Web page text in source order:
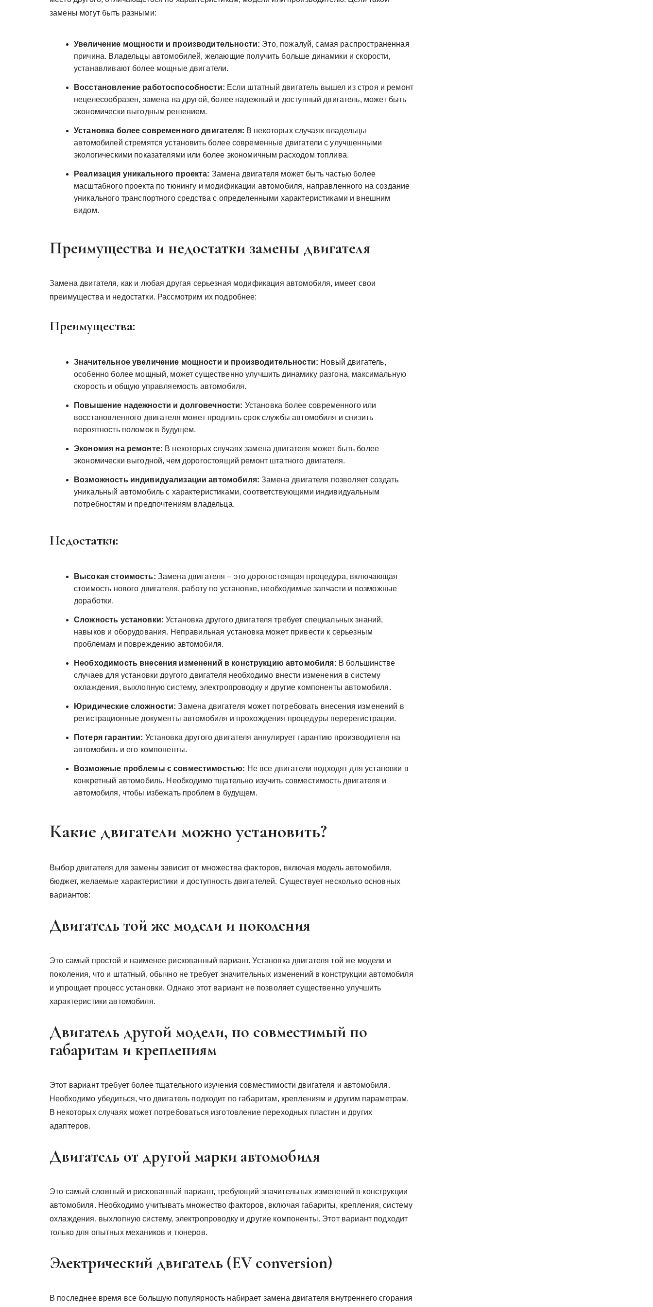
замены могут быть разными:
Увеличение мощности и производительности: Это, пожалуй, самая распространенная
причина. Владельцы автомобилей, желающие получить больше динамики и скорости,
устанавливают более мощные двигатели.
Восстановление работоспособности: Если штатный двигатель вышел из строя и ремонт
нецелесообразен, замена на другой, более надежный и доступный двигатель, может быть
экономически выгодным решением.
Установка более современного двигателя: В некоторых случаях владельцы
автомобилей стремятся установить более современные двигатели с улучшенными
экологическими показателями или более экономичным расходом топлива.
Реализация уникального проекта: Замена двигателя может быть частью более
масштабного проекта по тюнингу и модификации автомобиля, направленного на создание
уникального транспортного средства с определенными характеристиками и внешним
видом.
Преимущества и недостатки замены двигателя
Замена двигателя, как и любая другая серьезная модификация автомобиля, имеет свои
преимущества и недостатки. Рассмотрим их подробнее:
Преимущества:
Значительное увеличение мощности и производительности: Новый двигатель,
особенно более мощный, может существенно улучшить динамику разгона, максимальную
скорость и общую управляемость автомобиля.
Повышение надежности и долговечности: Установка более современного или
восстановленного двигателя может продлить срок службы автомобиля и снизить
вероятность поломок в будущем.
Экономия на ремонте: В некоторых случаях замена двигателя может быть более
экономически выгодной, чем дорогостоящий ремонт штатного двигателя.
Возможность индивидуализации автомобиля: Замена двигателя позволяет создать
уникальный автомобиль с характеристиками, соответствующими индивидуальным
потребностям и предпочтениям владельца.
Недостатки:
Высокая стоимость: Замена двигателя – это дорогостоящая процедура, включающая
стоимость нового двигателя, работу по установке, необходимые запчасти и возможные
доработки.
Сложность установки: Установка другого двигателя требует специальных знаний,
навыков и оборудования. Неправильная установка может привести к серьезным
проблемам и повреждению автомобиля.
Необходимость внесения изменений в конструкцию автомобиля: В большинстве
случаев для установки другого двигателя необходимо внести изменения в систему
охлаждения, выхлопную систему, электропроводку и другие компоненты автомобиля.
Юридические сложности: Замена двигателя может потребовать внесения изменений в
регистрационные документы автомобиля и прохождения процедуры перерегистрации.
Потеря гарантии: Установка другого двигателя аннулирует гарантию производителя на
автомобиль и его компоненты.
Возможные проблемы с совместимостью: Не все двигатели подходят для установки в
конкретный автомобиль. Необходимо тщательно изучить совместимость двигателя и
автомобиля, чтобы избежать проблем в будущем.
Какие двигатели можно установить?
Выбор двигателя для замены зависит от множества факторов, включая модель автомобиля,
бюджет, желаемые характеристики и доступность двигателей. Существует несколько основных
вариантов:
Двигатель той же модели и поколения
Это самый простой и наименее рискованный вариант. Установка двигателя той же модели и
поколения, что и штатный, обычно не требует значительных изменений в конструкции автомобиля
и упрощает процесс установки. Однако этот вариант не позволяет существенно улучшить
характеристики автомобиля.
Двигатель другой модели, но совместимый по
габаритам и креплениям
Этот вариант требует более тщательного изучения совместимости двигателя и автомобиля.
Необходимо убедиться, что двигатель подходит по габаритам, креплениям и другим параметрам.
В некоторых случаях может потребоваться изготовление переходных пластин и других
адаптеров.
Двигатель от другой марки автомобиля
Это самый сложный и рискованный вариант, требующий значительных изменений в конструкции
автомобиля. Необходимо учитывать множество факторов, включая габариты, крепления, систему
охлаждения, выхлопную систему, электропроводку и другие компоненты. Этот вариант подходит
только для опытных механиков и тюнеров.
Электрический двигатель (EV conversion)
В последнее время все большую популярность набирает замена двигателя внутреннего сгорания